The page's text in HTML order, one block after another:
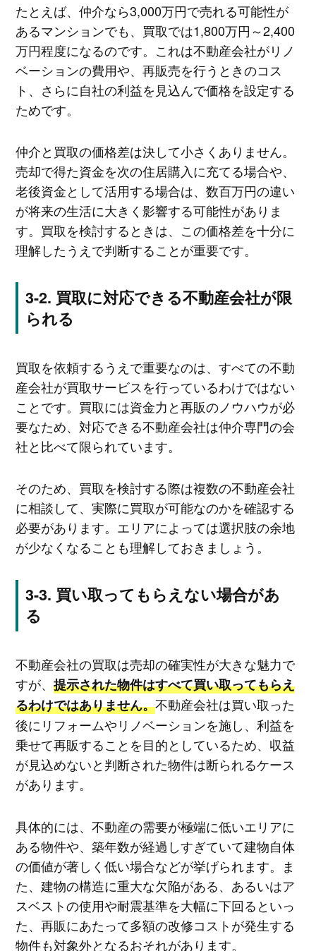
たとえば、仲介なら3,000万円で売れる可能性が
あるマンションでも、買取では1,800万円～2,400
万円程度になるのです。これは不動産会社がリノ
ベーションの費用や、再販売を行うときのコス
ト、さらに自社の利益を見込んで価格を設定する
ためです。
仲介と買取の価格差は決して小さくありません。
売却で得た資金を次の住居購入に充てる場合や、
老後資金として活用する場合は、数百万円の違い
が将来の生活に大きく影響する可能性がありま
す。買取を検討するときは、この価格差を十分に
理解したうえで判断することが重要です。
買取に対応できる不動産会社が限
られる
買取を依頼するうえで重要なのは、すべての不動
産会社が買取サービスを行っているわけではない
ことです。買取には資金力と再販のノウハウが必
要なため、対応できる不動産会社は仲介専門の会
社と比べて限られています。
そのため、買取を検討する際は複数の不動産会社
に相談して、実際に買取が可能なのかを確認する
必要があります。エリアによっては選択肢の余地
が少なくなることも理解しておきましょう。
買い取ってもらえない場合があ
る
不動産会社の買取は売却の確実性が大きな魅力で
すが、 提示された物件はすべて買い取ってもらえ
るわけではありません。不動産会社は買い取った
後にリフォームやリノベーションを施し、利益を
乗せて再販することを目的としているため、収益
が見込めないと判断された物件は断られるケース
があります。
具体的には、不動産の需要が極端に低いエリアに
ある物件や、築年数が経過しすぎていて建物自体
の価値が著しく低い場合などが挙げられます。ま
た、建物の構造に重大な欠陥がある、あるいはア
スベストの使用や耐震基準を大幅に下回るといっ
た、再販にあたって多額の改修コストが発生する
物件も対象外となるおそれがあります。